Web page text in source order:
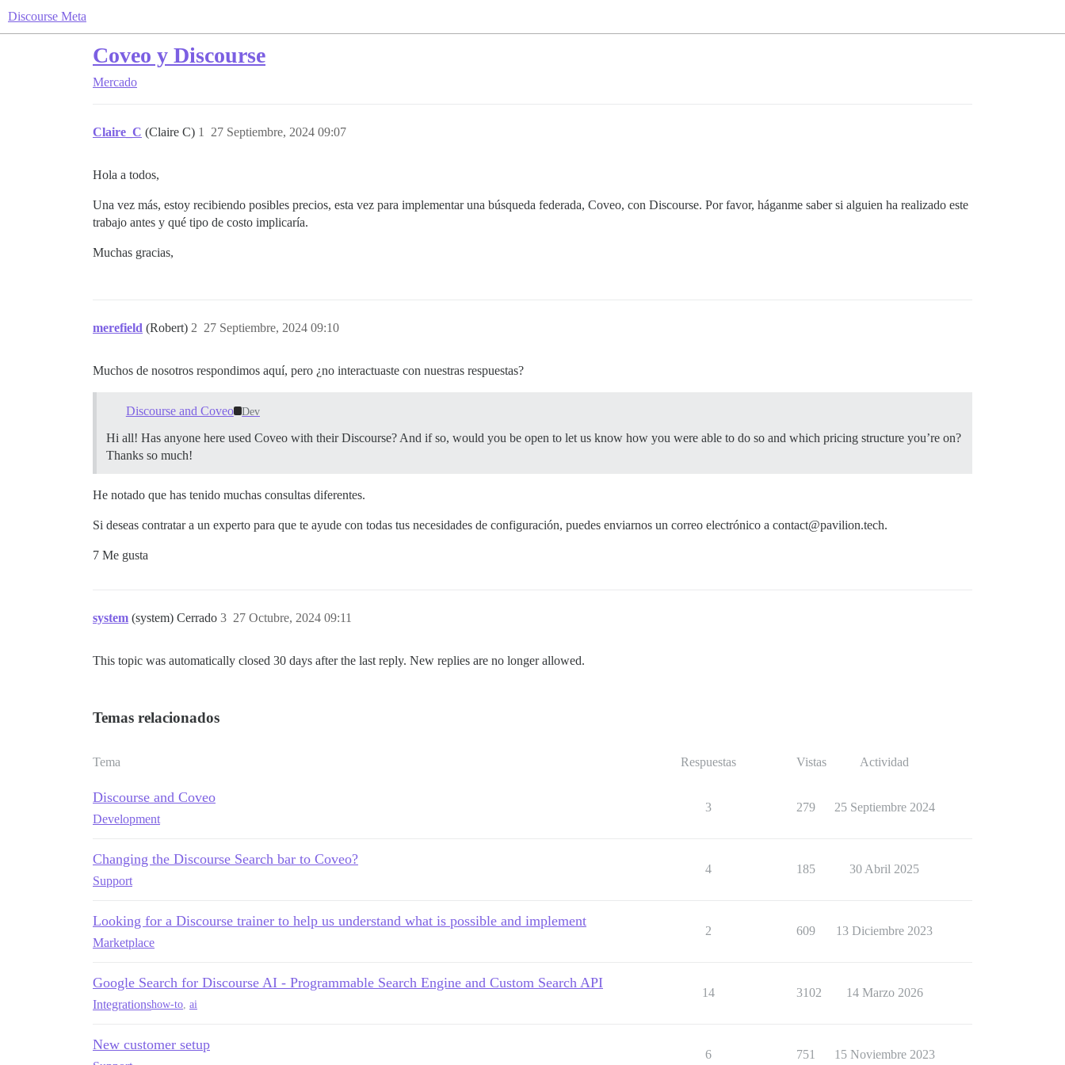
Discourse Meta
Coveo y Discourse
Mercado
Claire_C (Claire C) 27 Septiembre, 2024 09:07
1
Hola a todos,
Una vez más, estoy recibiendo posibles precios, esta vez para implementar una búsqueda federada, Coveo, con Discourse. Por favor, háganme saber si alguien ha realizado este
trabajo antes y qué tipo de costo implicaría.
Muchas gracias,
merefield (Robert) 27 Septiembre, 2024 09:10
2
Muchos de nosotros respondimos aquí, pero ¿no interactuaste con nuestras respuestas?
Discourse and Coveo Dev
Hi all! Has anyone here used Coveo with their Discourse? And if so, would you be open to let us know how you were able to do so and which pricing structure you’re on?
Thanks so much!
He notado que has tenido muchas consultas diferentes.
Si deseas contratar a un experto para que te ayude con todas tus necesidades de configuración, puedes enviarnos un correo electrónico a contact@pavilion.tech.
7 Me gusta
system (system) Cerrado 27 Octubre, 2024 09:11
3
This topic was automatically closed 30 days after the last reply. New replies are no longer allowed.
Temas relacionados
Tema Respuestas Vistas Actividad
Discourse and Coveo
Development
3 279 25 Septiembre 2024
Changing the Discourse Search bar to Coveo?
Support
4 185 30 Abril 2025
Looking for a Discourse trainer to help us understand what is possible and implement
Marketplace
2 609 13 Diciembre 2023
Google Search for Discourse AI - Programmable Search Engine and Custom Search API
Integrationshow-to, ai
14 3102 14 Marzo 2026
New customer setup
6 751 15 Noviembre 2023